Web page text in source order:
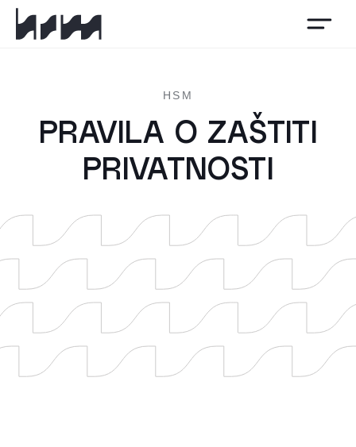
HSM
HSM
PRAVILA O ZAŠTITI
PRIVATNOSTI